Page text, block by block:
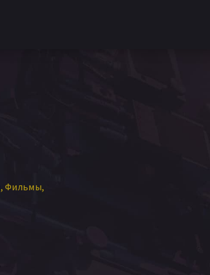
Фильмы